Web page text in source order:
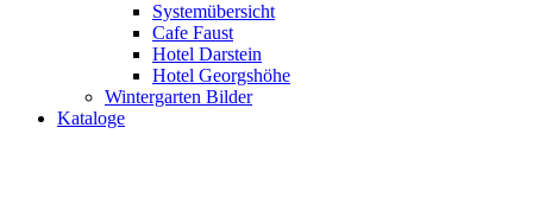
Systemübersicht
Cafe Faust
Hotel Darstein
Hotel Georgshöhe
Wintergarten Bilder
Kataloge